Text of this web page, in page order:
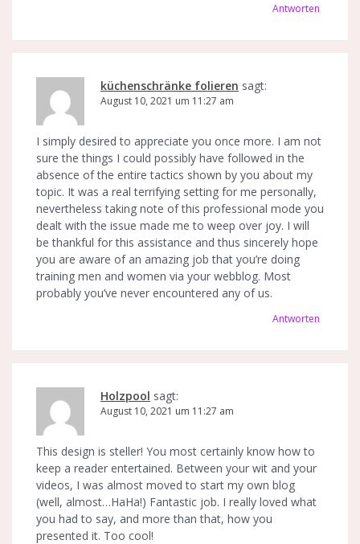
Antworten
küchenschränke folieren sagt:
August 10, 2021 um 11:27 am
I simply desired to appreciate you once more. I am not
sure the things I could possibly have followed in the
absence of the entire tactics shown by you about my
topic. It was a real terrifying setting for me personally,
nevertheless taking note of this professional mode you
dealt with the issue made me to weep over joy. I will
be thankful for this assistance and thus sincerely hope
you are aware of an amazing job that you’re doing
training men and women via your webblog. Most
probably you’ve never encountered any of us.
Antworten
Holzpool sagt:
August 10, 2021 um 11:27 am
This design is steller! You most certainly know how to
keep a reader entertained. Between your wit and your
videos, I was almost moved to start my own blog
(well, almost…HaHa!) Fantastic job. I really loved what
you had to say, and more than that, how you
presented it. Too cool!